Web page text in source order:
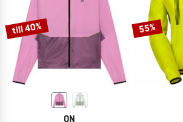
till 40%
ON
55%